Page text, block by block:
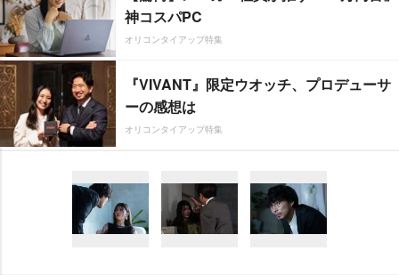
神コスパPC
オリコンタイアップ特集
『VIVANT』限定ウオッチ、プロデューサ
ーの感想は
オリコンタイアップ特集